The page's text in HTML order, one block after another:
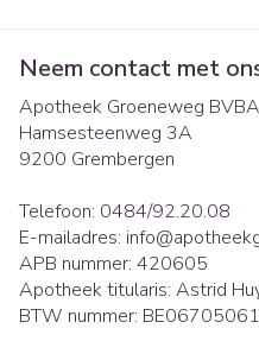
Neem contact met
Apotheek Groeneweg BVBA
Hamsesteenweg 3A
9200 Grembergen
Telefoon: 0484/92.20.08
E-mailadres: info@
APB nummer: 420605
Apotheek titularis: Astrid
BTW nummer: